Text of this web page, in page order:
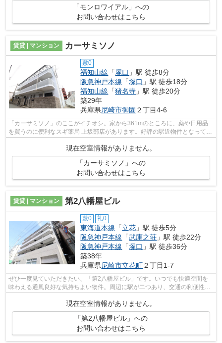
「モンロワイアル」への
お問い合わせはこちら
賃貸 | マンション カーサミソノ
敷0
福知山線 「塚口 」駅 徒歩8分
阪急神戸本線 「塚口 」駅 徒歩18分
福知山線 「猪名寺 」駅 徒歩20分
築29年
兵庫県尼崎市御園 ２丁目4-6
「カーサミソノ」のここがイチオシ。家から361mのところに、薬や日用品
を買うのに便利なスギ薬局 上坂部店があります。好評の駅近物件となってお
り、駅より徒歩8分に立地しています。...
現在空室情報がありません。
「カーサミソノ」への
お問い合わせはこちら
賃貸 | マンション 第2八幡屋ビル
敷0 礼0
東海道本線 「立花 」駅 徒歩5分
阪急神戸本線 「武庫之荘 」駅 徒歩22分
阪急神戸本線 「塚口 」駅 徒歩36分
築38年
兵庫県尼崎市立花町２丁目1-7
ぜひ一度見ていただきたい、「第2八幡屋ビル」です。いつでも快適空間を
味わえる通風良好な気持ちよい物件。周辺に駅が二つあり、交通の利便性が
現在空室情報がありません。
「第2八幡屋ビル」への
お問い合わせはこちら